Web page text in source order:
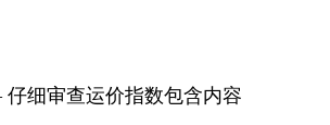
细审查运价指数包含内容